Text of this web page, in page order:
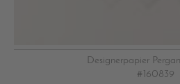
Designerpapier
#160839